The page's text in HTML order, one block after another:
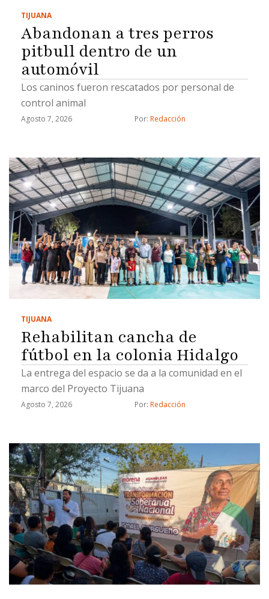
detenidos por estos hechos y las investigaciones
…
TIJUANA
Abandonan a tres perros
pitbull dentro de un
automóvil
Los caninos fueron rescatados por personal de
control animal
Agosto 7, 2026 Por: Redacción
TIJUANA
Rehabilitan cancha de
fútbol en la colonia Hidalgo
La entrega del espacio se da a la comunidad en el
marco del Proyecto Tijuana
Agosto 7, 2026 Por: Redacción